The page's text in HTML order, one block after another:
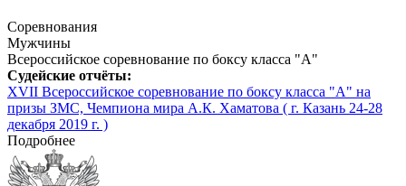
Соревнования
Мужчины
Всероссийское соревнование по боксу класса "А"
Судейские отчёты:
XVII Всероссийское соревнование по боксу класса "А" на
призы ЗМС, Чемпиона мира А.К. Хаматова ( г. Казань 24-28
декабря 2019 г. )
Подробнее